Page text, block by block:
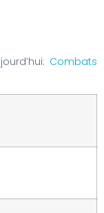
Combats